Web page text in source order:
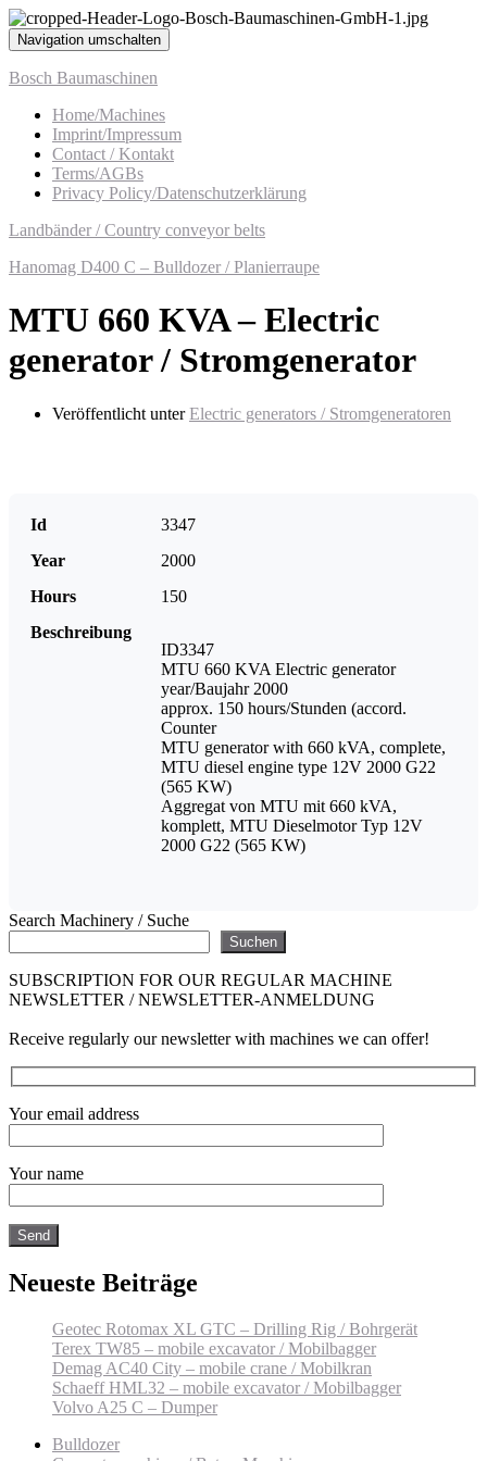
Navigation umschalten
Bosch Baumaschinen
Home/Machines
Imprint/Impressum
Contact / Kontakt
Terms/AGBs
Privacy Policy/Datenschutzerklärung
Landbänder / Country conveyor belts
Hanomag D400 C – Bulldozer / Planierraupe
MTU 660 KVA – Electric
generator / Stromgenerator
Veröffentlicht unterElectric generators / Stromgeneratoren
Id
3347
Year
2000
Hours
150
Beschreibung
ID3347
MTU 660 KVA Electric generator
year/Baujahr 2000
approx. 150 hours/Stunden (accord.
Counter
MTU generator with 660 kVA, complete,
MTU diesel engine type 12V 2000 G22
(565 KW)
Aggregat von MTU mit 660 kVA,
komplett, MTU Dieselmotor Typ 12V
2000 G22 (565 KW)
Search Machinery / Suche
Suchen
SUBSCRIPTION FOR OUR REGULAR MACHINE
NEWSLETTER / NEWSLETTER-ANMELDUNG
Receive regularly our newsletter with machines we can offer!
Your email address
Your name
Neueste Beiträge
Geotec Rotomax XL GTC – Drilling Rig / Bohrgerät
Terex TW85 – mobile excavator / Mobilbagger
Demag AC40 City – mobile crane / Mobilkran
Schaeff HML32 – mobile excavator / Mobilbagger
Volvo A25 C – Dumper
Bulldozer